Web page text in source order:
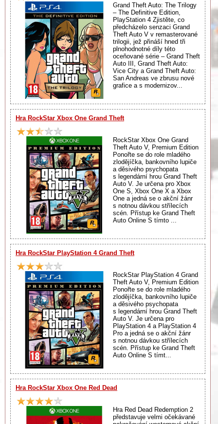
Grand Theft Auto: The Trilogy
– The Definitive Edition,
PlayStation 4 Zjistěte, co
předcházelo senzaci Grand
Theft Auto V v remasterované
trilogii, jež přináší hned tři
plnohodnotné díly této
oceňované série – Grand Theft
Auto III, Grand Theft Auto:
Vice City a Grand Theft Auto:
San Andreas ve zbrusu nové
grafice a s modernizov...
Hra RockStar Xbox One Grand Theft
RockStar Xbox One Grand
Theft Auto V, Premium Edition
Ponořte se do role mladého
zlodějíčka, bankovního lupiče
a děsivého psychopata
s legendární hrou Grand Theft
Auto V. Je určena pro Xbox
One S, Xbox One X a Xbox
One a jedná se o akční žánr
s notnou dávkou střílecích
scén. Přístup ke Grand Theft
Auto Online S tímto ...
Hra RockStar PlayStation 4 Grand Theft
RockStar PlayStation 4 Grand
Theft Auto V, Premium Edition
Ponořte se do role mladého
zlodějíčka, bankovního lupiče
a děsivého psychopata
s legendární hrou Grand Theft
Auto V. Je určena pro
PlayStation 4 a PlayStation 4
Pro a jedná se o akční žánr
s notnou dávkou střílecích
scén. Přístup ke Grand Theft
Auto Online S tímt...
Hra RockStar Xbox One Red Dead
Hra Red Dead Redemption 2
představuje velmi očekávané